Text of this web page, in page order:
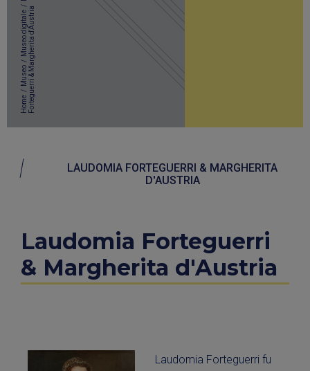
Home
/
Museo
/
Museo digitale
/a
LAUDOMIA FORTEGUERRI & MARGHERITA
D'AUSTRIA
Laudomia Forteguerri
& Margherita d'Austria
Laudomia Forteguerri fu